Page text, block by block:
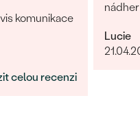
komunikace
celou recenzi
Lucie